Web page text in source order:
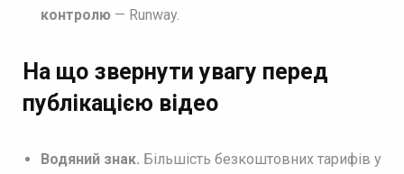
контролю— Runway.
На що звернути увагу перед
публікацією відео
Водяний знак. Більшість безкоштовних тарифів у